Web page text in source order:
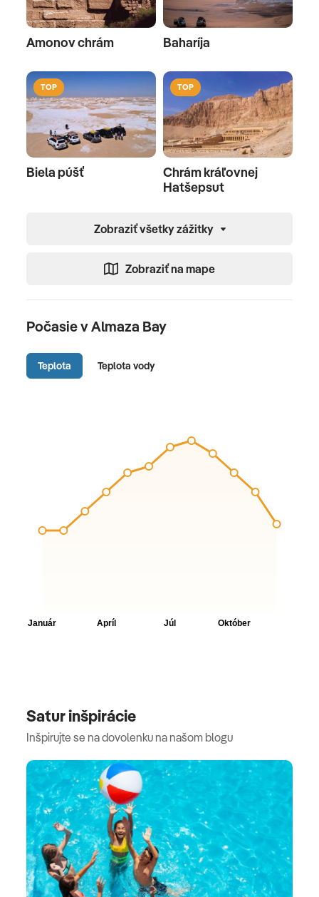
Amonov chrám Baharíja
TOP
Biela púšť
TOP
Chrám kráľovnej
Hatšepsut
Zobraziť všetky zážitky
Zobraziť na mape
Počasie v Almaza Bay
Teplota Teplota vody
Satur inšpirácie
Inšpirujte se na dovolenku na našom blogu